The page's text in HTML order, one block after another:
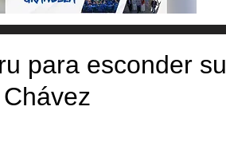
para esconder su